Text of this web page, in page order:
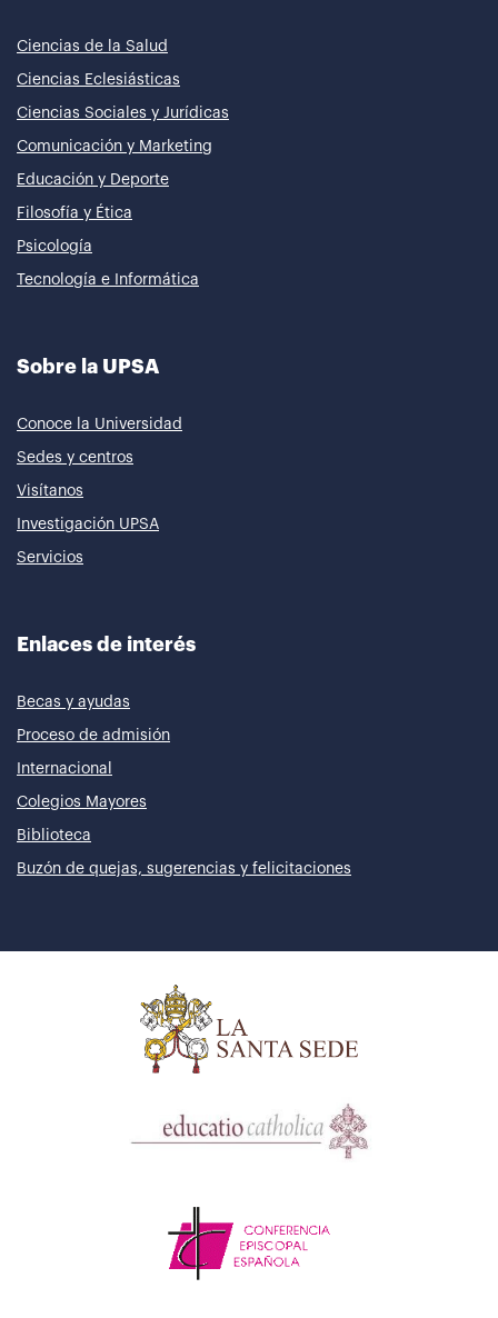
Ciencias de la Salud
Ciencias Eclesiásticas
Ciencias Sociales y Jurídicas
Comunicación y Marketing
Educación y Deporte
Filosofía y Ética
Psicología
Tecnología e Informática
Sobre la UPSA
Conoce la Universidad
Sedes y centros
Visítanos
Investigación UPSA
Servicios
Enlaces de interés
Becas y ayudas
Proceso de admisión
Internacional
Colegios Mayores
Biblioteca
Buzón de quejas, sugerencias y felicitaciones